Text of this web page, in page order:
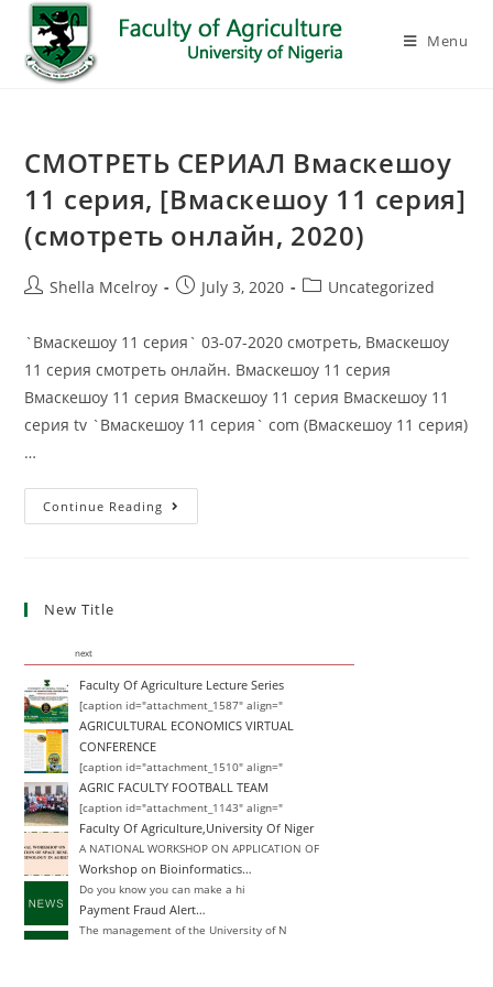
Menu
СМОТРЕТЬ СЕРИАЛ Вмаскешоу
11 серия, [Вмаскешоу 11 серия]
(смотреть онлайн, 2020)
Shella Mcelroy July 3, 2020 Uncategorized
`Вмаскешоу 11 серия` 03-07-2020 смотреть, Вмаскешоу
11 серия смотреть онлайн. Вмаскешоу 11 серия
Вмаскешоу 11 серия Вмаскешоу 11 серия Вмаскешоу 11
серия tv `Вмаскешоу 11 серия` com (Вмаскешоу 11 серия)
…
Continue Reading
New Title
next
Faculty Of Agriculture Lecture Series
[caption id="attachment_1587" align="
AGRICULTURAL ECONOMICS VIRTUAL
CONFERENCE
[caption id="attachment_1510" align="
AGRIC FACULTY FOOTBALL TEAM
[caption id="attachment_1143" align="
Faculty Of Agriculture,University Of Niger
A NATIONAL WORKSHOP ON APPLICATION OF
Workshop on Bioinformatics…
Do you know you can make a hi
Payment Fraud Alert…
The management of the University of N